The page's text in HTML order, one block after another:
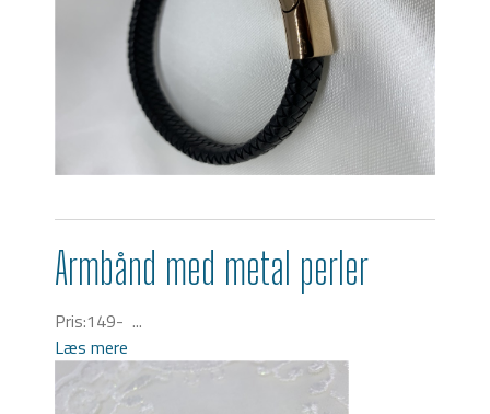
Armbånd med metal perler
Pris:149- ...
Læs mere